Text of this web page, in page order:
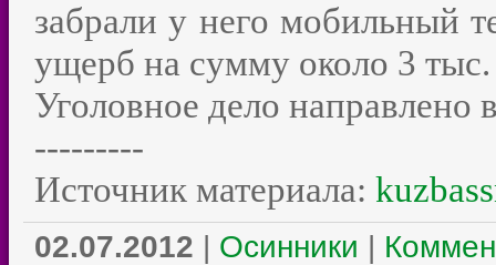
забрали у него мобильный
ущерб на сумму около 3
Уголовное дело направлено
---------
Источник материала:
02.07.2012 | Осинники |